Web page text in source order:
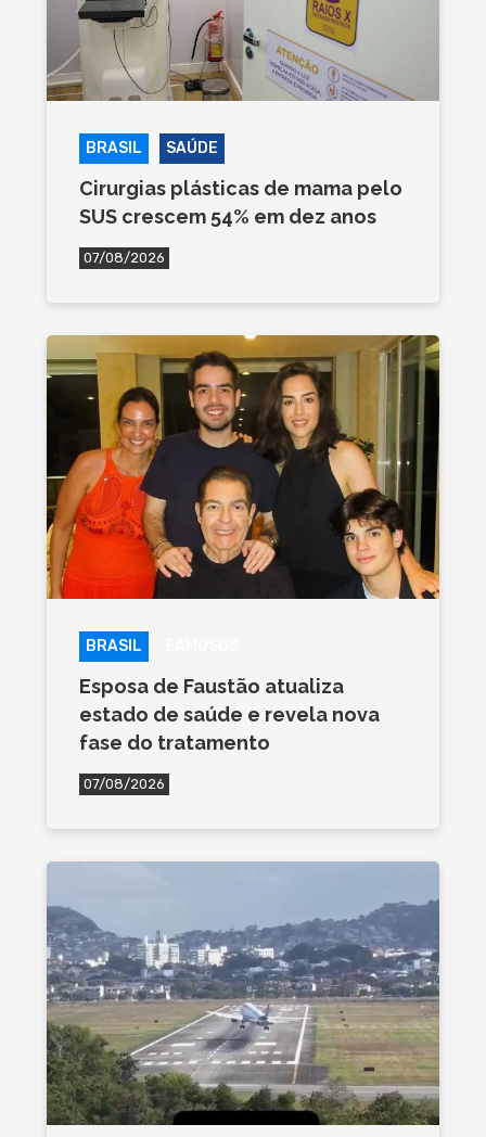
BRASIL SAÚDE
Cirurgias plásticas de mama pelo
SUS crescem 54% em dez anos
07/08/2026
BRASIL
Esposa de Faustão atualiza
estado de saúde e revela nova
fase do tratamento
07/08/2026